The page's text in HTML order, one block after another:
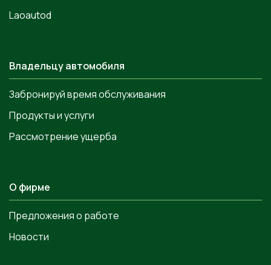
Laoautod
Владельцу автомобиля
Забронируй время обслуживания
Продукты и услуги
Рассмотрение ущерба
О фирме
Предложения о работе
Новости